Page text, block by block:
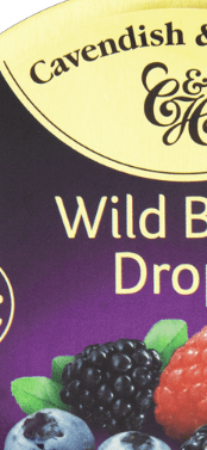
pão
7º macarrão
iogurte
9º
arroz